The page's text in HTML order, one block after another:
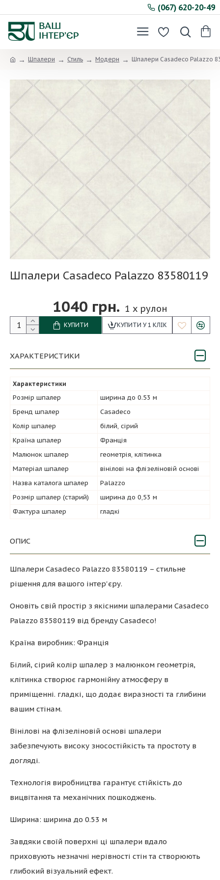
(067) 620-20-49
Шпалери Стиль Модерн Шпалери Casadeco Palazzo
Шпалери Casadeco Palazzo 83580119
1040 грн. 1 x рулон
КУПИТИ КУПИТИ У 1 КЛІК
ХАРАКТЕРИСТИКИ
Характеристики
Розмір шпалер
ширина до 0.53 м
Бренд шпалер
Casadeco
Колір шпалер
білий, сірий
Країна шпалер
Франція
Малюнок шпалер
геометрія, клітинка
Матеріал шпалер
вінілові на флізеліновій основі
Назва каталога шпалер
Palazzo
Розмір шпалер (старий)
ширина до 0,53 м
Фактура шпалер
гладкі
ОПИС
Шпалери Casadeco Palazzo 83580119 – стильне
рішення для вашого інтер'єру.
Оновіть свій простір з якісними шпалерами Casadeco
Palazzo 83580119 від бренду Casadeco!
Країна виробник: Франція
Білий, сірий колір шпалер з малюнком геометрія,
клітинка створює гармонійну атмосферу в
приміщенні. гладкі, що додає виразності та глибини
вашим стінам.
Вінілові на флізеліновій основі шпалери
забезпечують високу зносостійкість та простоту в
догляді.
Технологія виробництва гарантує стійкість до
вицвітання та механічних пошкоджень.
Ширина: ширина до 0.53 м
Завдяки своїй поверхні ці шпалери вдало
приховують незначні нерівності стін та створюють
глибокий візуальний ефект.